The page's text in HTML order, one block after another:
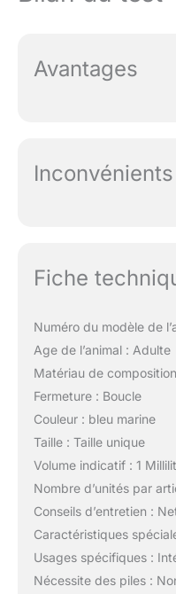
Avantages
Inconvénients
Fiche
Numéro du modèle de
Age de l’animal : Adulte
Matériau de
Fermeture : Boucle
Couleur : bleu marine
Taille : Taille unique
Volume indicatif : 1
Nombre d’unités par
Conseils d’entretien :
Caractéristiques
Usages spécifiques :
Nécessite des piles :